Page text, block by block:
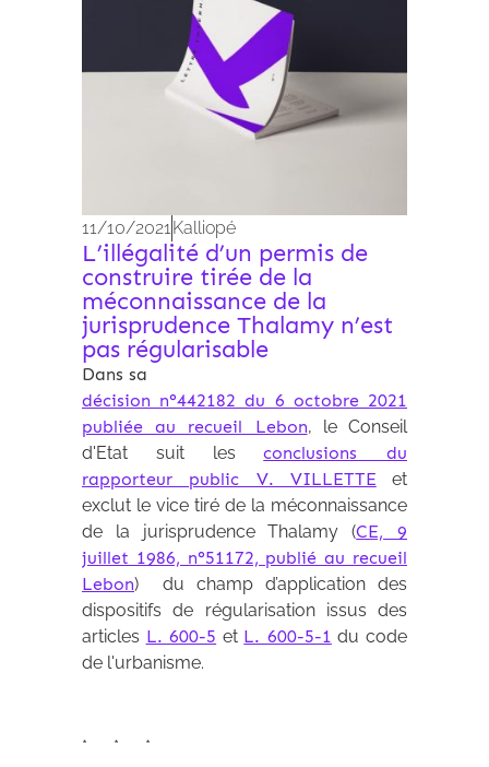
11/10/2021 Kalliopé
L’illégalité d’un permis de
construire tirée de la
méconnaissance de la
jurisprudence Thalamy n’est
pas régularisable
Dans sa
décision n°442182 du 6 octobre 2021
publiée au recueil Lebon, le Conseil
d'Etat suit lesconclusions du
rapporteur public V. VILLETTE et
exclut le vice tiré de la méconnaissance
de la jurisprudence Thalamy (CE, 9
juillet 1986, n°51172, publié au recueil
Lebon) du champ d’application des
dispositifs de régularisation issus des
articles L. 600-5 et L. 600-5-1 du code
de l'urbanisme.
* * *